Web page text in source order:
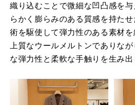
織り込むことで微細な凹凸感を
らかく膨らみのある質感を持た
術を駆使して弾力性のある素材
上質なウールメルトンでありな
な弾力性と柔軟な手触りを生み出